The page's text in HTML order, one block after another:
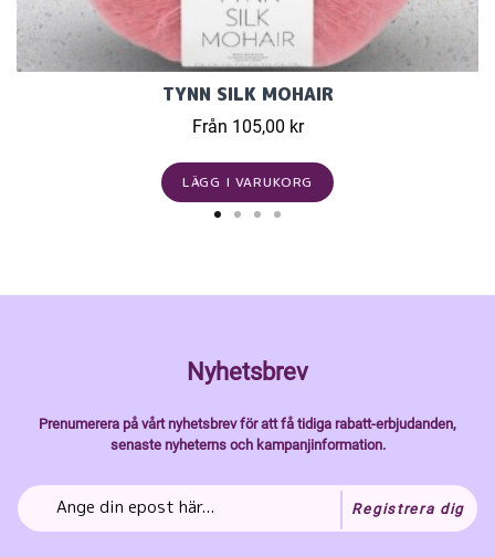
TYNN SILK MOHAIR
Från 105,00 kr
LÄGG I VARUKORG
Nyhetsbrev
Prenumerera på vårt nyhetsbrev för att få tidiga rabatt-erbjudanden,
senaste nyheterns och kampanjinformation.
Registrera dig